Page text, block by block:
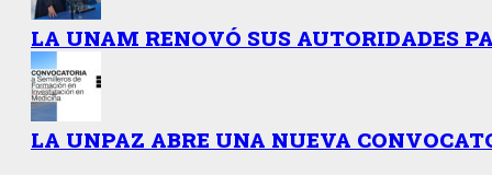
LA UNAM RENOVÓ SUS AUTORIDADES
LA UNPAZ ABRE UNA NUEVA